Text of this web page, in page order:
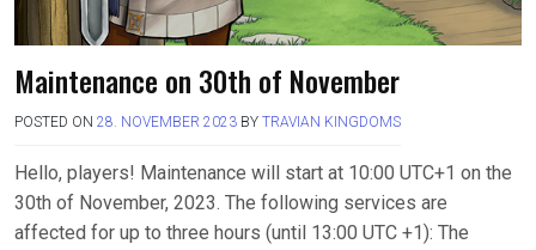
Maintenance on 30th of November
POSTED ON 28. NOVEMBER 2023 BY TRAVIAN KINGDOMS
Hello, players! Maintenance will start at 10:00 UTC+1 on the
30th of November, 2023. The following services are
affected for up to three hours (until 13:00 UTC +1): The